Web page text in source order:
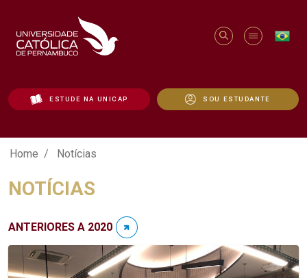
ESTUDE NA UNICAP SOU ESTUDANTE
Notícias - Unicap
Home Notícias
NOTÍCIAS
ANTERIORES A 2020